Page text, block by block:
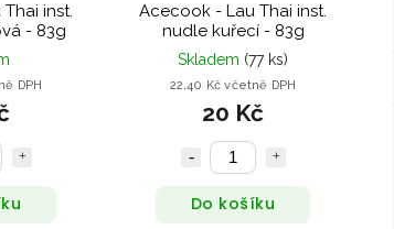
inst.
- 83g
DPH
Acecook - Lau Thai inst.
nudle kuřecí - 83g
Skladem (77 ks)
22,40 Kč včetně DPH
20 Kč
Do košíku